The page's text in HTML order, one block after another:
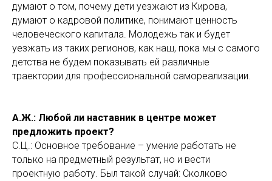
думают о том, почему дети уезжают из Кирова,
думают о кадровой политике, понимают ценность
человеческого капитала. Молодежь так и будет
уезжать из таких регионов, как наш, пока мы с самого
детства не будем показывать ей различные
траектории для профессиональной самореализации.
А.Ж.: Любой ли наставник в центре может
предложить проект?
С.Ц.: Основное требование – умение работать не
только на предметный результат, но и вести
проектную работу. Был такой случай: Сколково